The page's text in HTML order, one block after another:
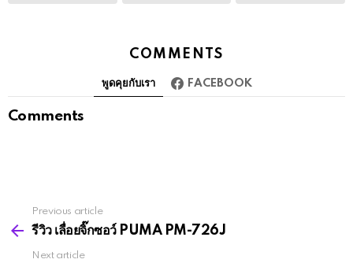
COMMENTS
พูดคุยกับเรา FACEBOOK
Comments
more
Previous article
รีวิว เลื่อยจิ๊กซอว์ PUMA PM-726J
Next article